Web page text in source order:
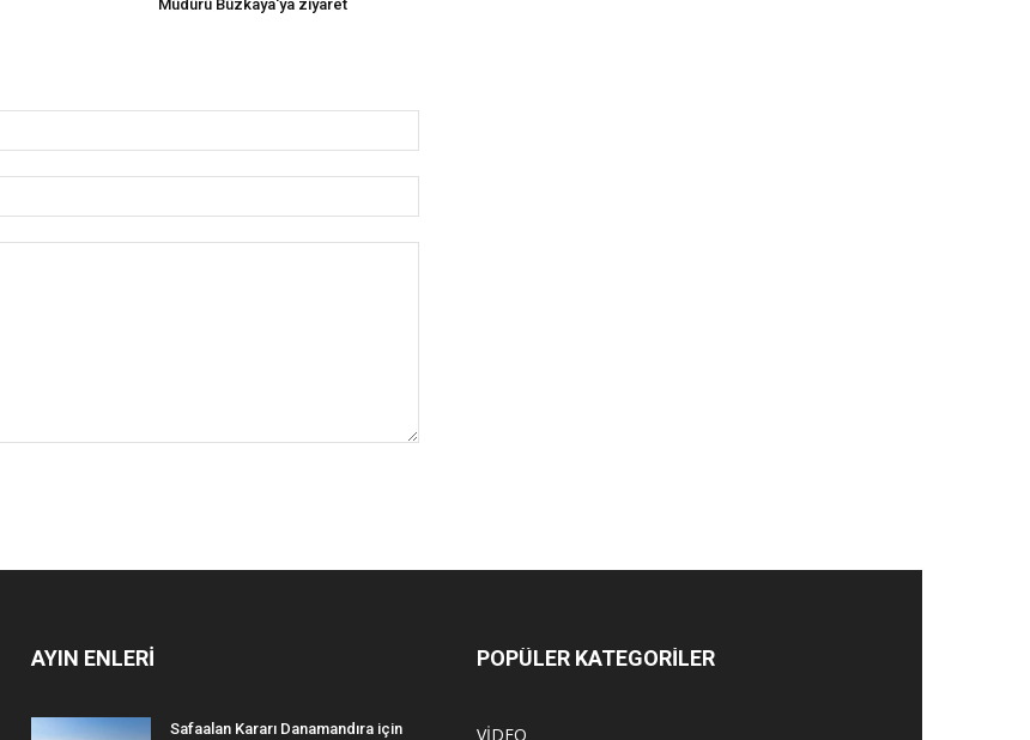
Müdürü Büzkaya'ya ziyaret
AYIN ENLERİ
Safaalan Kararı Danamandıra için
POPÜLER KATEGORİLER
VİDEO